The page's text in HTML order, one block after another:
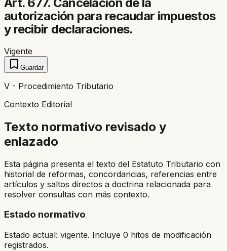
autorización para recaudar impuestos
y recibir declaraciones.
Vigente
Guardar
V - Procedimiento Tributario
Contexto Editorial
Texto normativo revisado y
enlazado
Esta página presenta el texto del Estatuto Tributario con
historial de reformas, concordancias, referencias entre
artículos y saltos directos a doctrina relacionada para
resolver consultas con más contexto.
Estado normativo
Estado actual: vigente. Incluye 0 hitos de modificación
registrados.